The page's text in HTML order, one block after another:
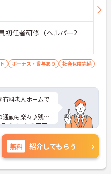
初任者研修（ヘルパー2
ボーナス・賞与あり
社会保険完備
有料老人ホームで
通勤も楽々♪残業
イベートや家庭
手当も充実！長
したら面接のポイ
募お待ちしており
無料 紹介してもらう